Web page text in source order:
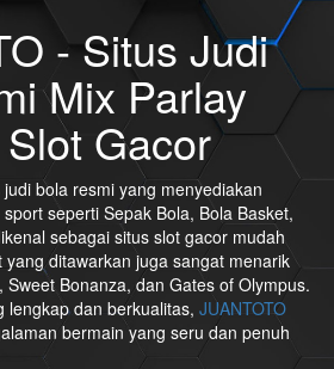
- Situs Judi
Mix Parlay
Gacor
bola resmi yang menyediakan
seperti Sepak Bola, Bola Basket,
sebagai situs slot gacor mudah
ditawarkan juga sangat menarik
Bonanza, dan Gates of Olympus.
lengkap dan berkualitas, JUANTOTO
bermain yang seru dan penuh